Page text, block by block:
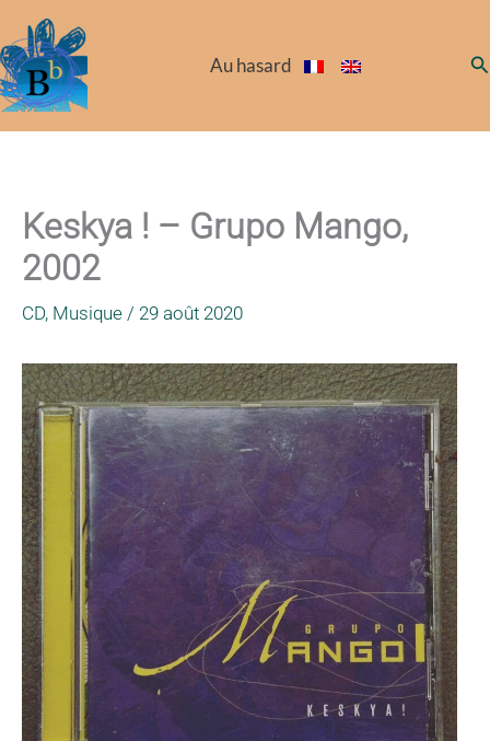
au
contenu
Au hasard
Keskya ! – Grupo Mango,
2002
CD, Musique / 29 août 2020